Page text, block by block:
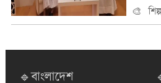
🎨
🔹বাংলাদেশ